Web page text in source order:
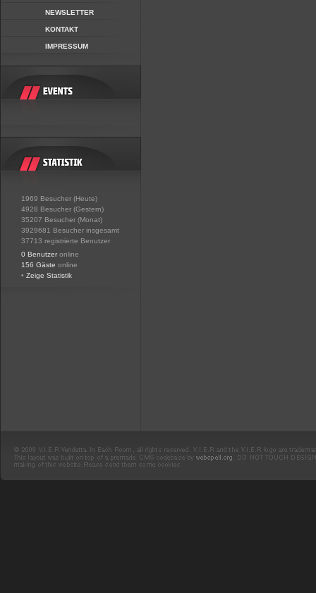
NEWSLETTER
KONTAKT
IMPRESSUM
1969 Besucher (Heute)
4928 Besucher (Gestern)
35207 Besucher (Monat)
3929681 Besucher insgesamt
37713 registrierte Benutzer
0 Benutzer online
156 Gäste online
• Zeige Statistik